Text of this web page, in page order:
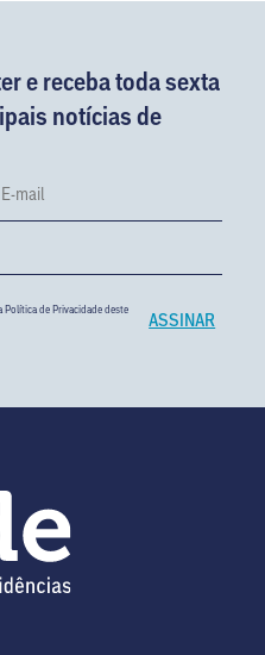
e receba toda sexta
notícias de
Política de Privacidadedeste